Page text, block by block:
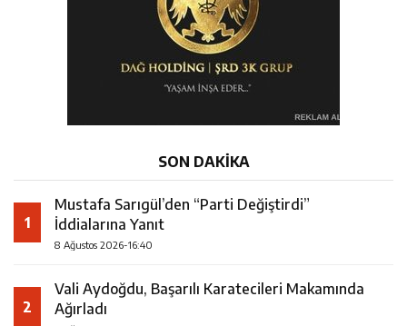
SON DAKİKA
1
Mustafa Sarıgül’den “Parti Değiştirdi”
İddialarına Yanıt
8 Ağustos 2026-16:40
2
Vali Aydoğdu, Başarılı Karatecileri Makamında
Ağırladı